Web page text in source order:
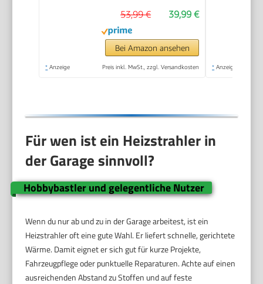
Medizinstandard39,99 €
53,99 €
Bei Amazon ansehen
* Anzeige Preis inkl. MwSt., zzgl. Versandkosten * Anzeige
Für wen ist ein Heizstrahler in
der Garage sinnvoll?
Hobbybastler und gelegentliche Nutzer
Wenn du nur ab und zu in der Garage arbeitest, ist ein
Heizstrahler oft eine gute Wahl. Er liefert schnelle, gerichtete
Wärme. Damit eignet er sich gut für kurze Projekte,
Fahrzeugpflege oder punktuelle Reparaturen. Achte auf einen
ausreichenden Abstand zu Stoffen und auf feste